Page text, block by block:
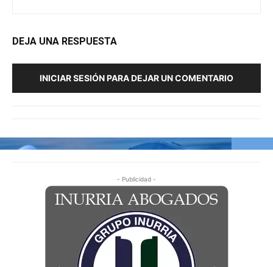
DEJA UNA RESPUESTA
INICIAR SESIÓN PARA DEJAR UN COMENTARIO
- Publicidad -